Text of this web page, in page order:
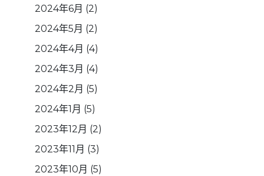
2024年6月 (2)
2024年5月 (2)
2024年4月 (4)
2024年3月 (4)
2024年2月 (5)
2024年1月 (5)
2023年12月 (2)
2023年11月 (3)
2023年10月 (5)